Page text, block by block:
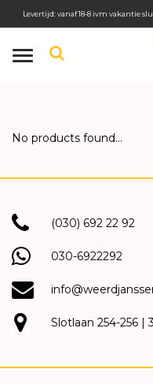
Toggle
Levertijd: vanaf 18-8 ivm vakantie
No products found...
(030) 692 22 92
030-6922292
Slotlaan 254-256 |